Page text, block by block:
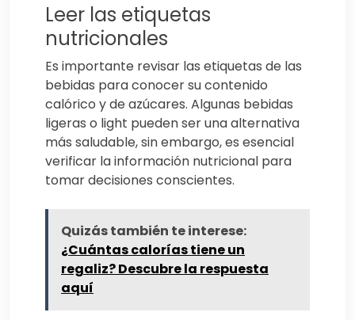
Leer las etiquetas
nutricionales
Es importante revisar las etiquetas de las
bebidas para conocer su contenido
calórico y de azúcares. Algunas bebidas
ligeras o light pueden ser una alternativa
más saludable, sin embargo, es esencial
verificar la información nutricional para
tomar decisiones conscientes.
Quizás también te interese:
¿Cuántas calorías tiene un
regaliz? Descubre la respuesta
aquí